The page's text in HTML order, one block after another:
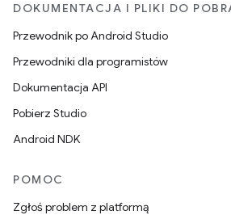
DOKUMENTACJA I PLIKI DO
Przewodnik po Android Studio
Przewodniki dla programistów
Dokumentacja API
Pobierz Studio
Android NDK
POMOC
Zgłoś problem z platformą